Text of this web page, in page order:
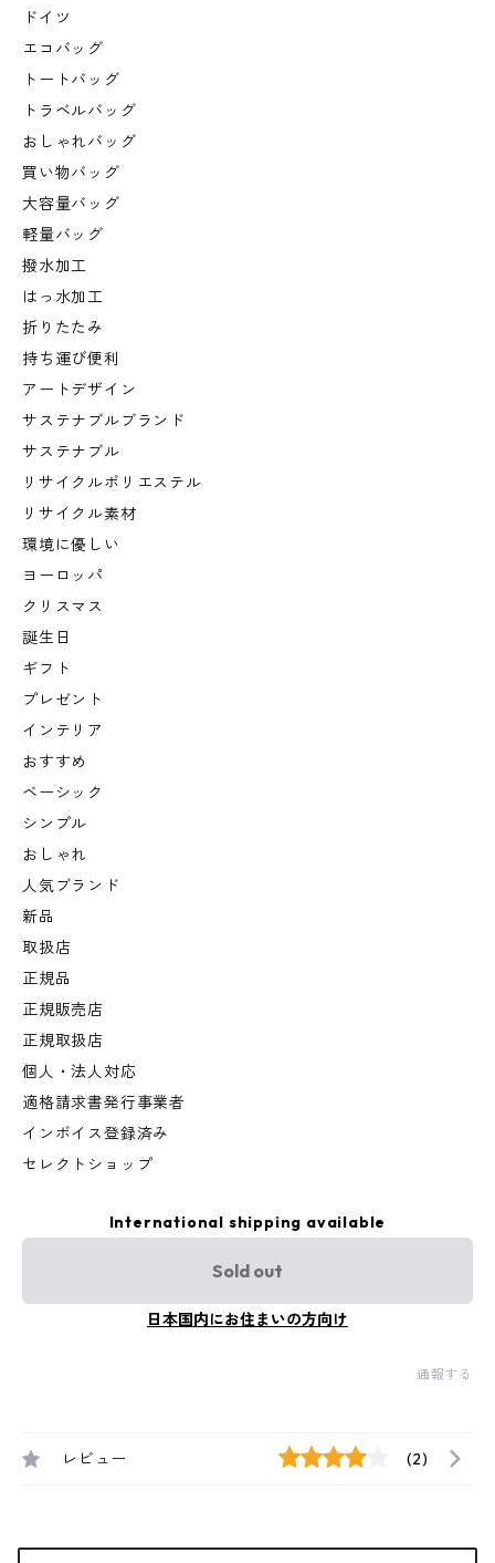
ドイツ
エコバッグ
トートバッグ
トラベルバッグ
おしゃれバッグ
買い物バッグ
大容量バッグ
軽量バッグ
撥水加工
はっ水加工
折りたたみ
持ち運び便利
アートデザイン
サステナブルブランド
サステナブル
リサイクルポリエステル
リサイクル素材
環境に優しい
ヨーロッパ
クリスマス
誕生日
ギフト
プレゼント
インテリア
おすすめ
ベーシック
シンプル
おしゃれ
人気ブランド
新品
取扱店
正規品
正規販売店
正規取扱店
個人・法人対応
適格請求書発行事業者
インボイス登録済み
セレクトショップ
International shipping available
Sold out
日本国内にお住まいの方向け
通報する
レビュー (2)